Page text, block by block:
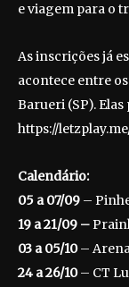
e viagem para o
As inscrições já
acontece entre
Barueri (SP).
https://
Calendário:
05 a 07/09 –
19 a 21/09 –
03 a 05/10–
24 a 26/10– CT